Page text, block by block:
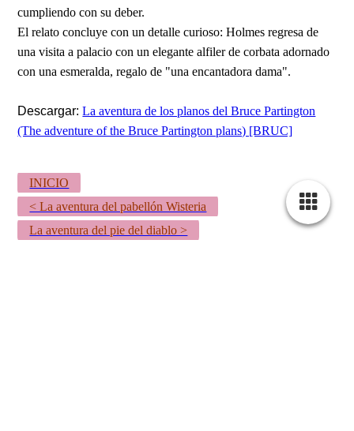
cumpliendo con su deber.
El relato concluye con un detalle curioso: Holmes regresa de
una visita a palacio con un elegante alfiler de corbata adornado
con una esmeralda, regalo de "una encantadora dama".
Descargar: La aventura de los planos del Bruce Partington
(The adventure of the Bruce Partington plans) [BRUC]
INICIO
< La aventura del pabellón Wisteria
La aventura del pie del diablo >